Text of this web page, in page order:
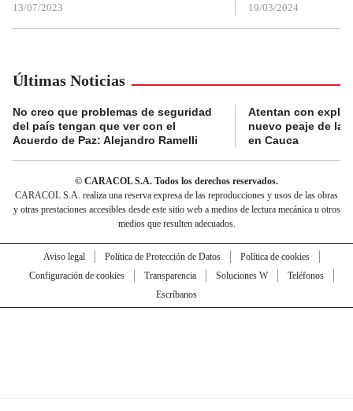
13/07/2023 19/03/2024
Últimas Noticias
No creo que problemas de seguridad
del país tengan que ver con el
Acuerdo de Paz: Alejandro Ramelli
Atentan con
nuevo peaje de la
en Cauca
© CARACOL S.A. Todos los derechos reservados.
CARACOL S.A. realiza una reserva expresa de las reproducciones y usos de las obras
y otras prestaciones accesibles desde este sitio web a medios de lectura mecánica u otros
medios que resulten adecuados.
Aviso legal Política de Protección de Datos
Política de cookies
Configuración de cookies
Transparencia Soluciones W
Teléfonos
Escríbanos